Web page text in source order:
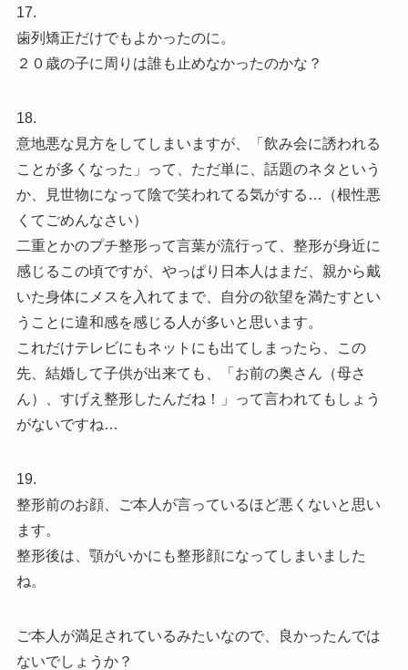
17.
歯列矯正だけでもよかったのに。
２０歳の子に周りは誰も止めなかったのかな？
18.
意地悪な見方をしてしまいますが、「飲み会に誘われる
ことが多くなった」って、ただ単に、話題のネタという
か、見世物になって陰で笑われてる気がする…（根性悪
くてごめんなさい）
二重とかのプチ整形って言葉が流行って、整形が身近に
感じるこの頃ですが、やっぱり日本人はまだ、親から戴
いた身体にメスを入れてまで、自分の欲望を満たすとい
うことに違和感を感じる人が多いと思います。
これだけテレビにもネットにも出てしまったら、この
先、結婚して子供が出来ても、「お前の奥さん（母さ
ん）、すげえ整形したんだね！」って言われてもしょう
がないですね…
19.
整形前のお顔、ご本人が言っているほど悪くないと思い
ます。
整形後は、顎がいかにも整形顔になってしまいました
ね。
ご本人が満足されているみたいなので、良かったんでは
ないでしょうか？